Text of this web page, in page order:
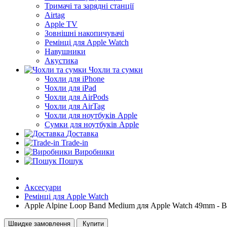
Тримачі та зарядні станції
Airtag
Apple TV
Зовнішні накопичувачі
Ремінці для Apple Watch
Навушники
Акустика
Чохли та сумки
Чохли для iPhone
Чохли для iPad
Чохли для AirPods
Чохли для AirTag
Чохли для ноутбуків Apple
Сумки для ноутбуків Apple
Доставка
Trade-in
Виробники
Пошук
Аксесуари
Ремінці для Apple Watch
Apple Alpine Loop Band Medium для Apple Watch 49mm -
Швидке замовлення Купити